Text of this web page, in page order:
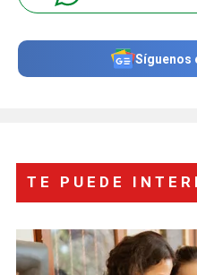
Síguenos
TE PUEDE